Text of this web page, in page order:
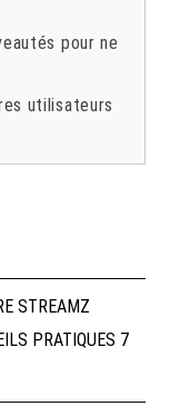
pour ne
utilisateurs
STREAMZ
PRATIQUES 7